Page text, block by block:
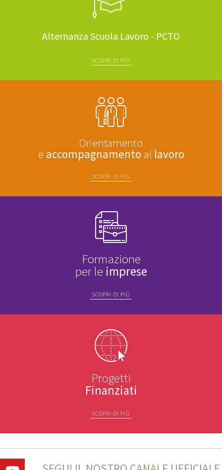
Alternanza Scuola Lavoro - PCTO
SCOPRI DI PIÙ
Orientamento
e accompagnamento al lavoro
SCOPRI DI PIÙ
Formazione
per le imprese
SCOPRI DI PIÙ
Progetti
Finanziati
SCOPRI DI PIÙ